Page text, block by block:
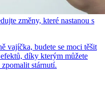
změny, které nastanou s
vajíčka, budete se moci těšit
díky kterým můžete
stárnutí.